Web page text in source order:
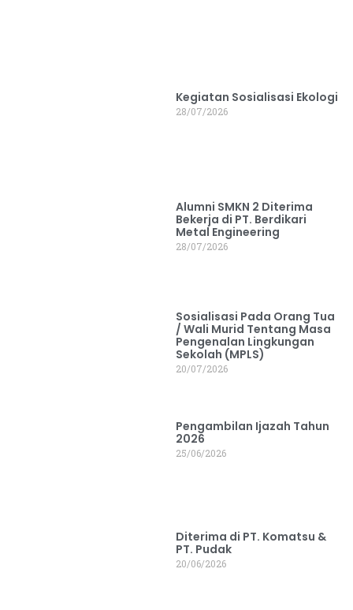
Kegiatan Sosialisasi Ekologi
28/07/2026
Alumni SMKN 2 Diterima
Bekerja di PT. Berdikari
Metal Engineering
28/07/2026
Sosialisasi Pada Orang Tua
/ Wali Murid Tentang Masa
Pengenalan Lingkungan
Sekolah (MPLS)
20/07/2026
Pengambilan Ijazah Tahun
2026
25/06/2026
Diterima di PT. Komatsu &
PT. Pudak
20/06/2026